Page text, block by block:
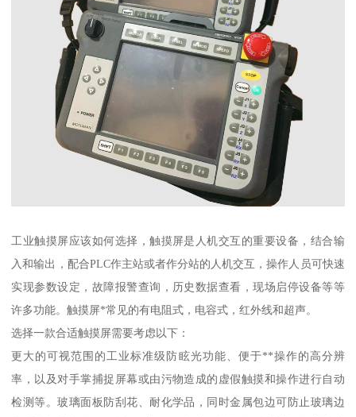
工业触摸屏应该如何选择，触摸屏是人机交互的重要设备，结合输
入和输出，配合PLC作主站或者作分站的人机交互，操作人员可快速
实现参数设定，故障报警查询，历史数据查看，现场启停设备等等
许多功能。触摸屏*常见的有电阻式，电容式，红外线和超声。
选择一款合适触摸屏需要考虑以下：
更大的可视范围的工业标准级防眩光功能、便于**操作的高分辨
率，以及对手掌捕捉屏幕或由污物造成的虚假触摸和操作进行自动
检测等。玻璃面板防刮花、耐化学品，同时金属包边可防止玻璃边